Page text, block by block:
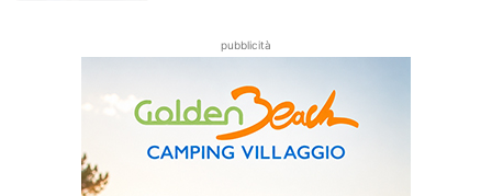
pubblicità